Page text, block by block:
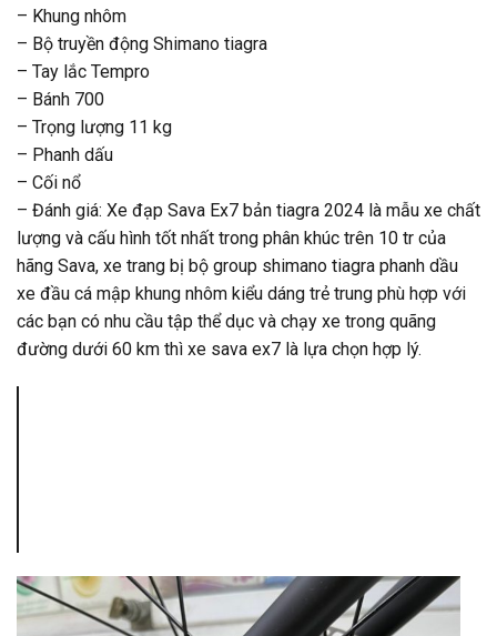
– Khung nhôm
– Bộ truyền động Shimano tiagra
– Tay lắc Tempro
– Bánh 700
– Trọng lượng 11 kg
– Phanh dấu
– Cối nổ
– Đánh giá: Xe đạp Sava Ex7 bản tiagra 2024 là mẫu xe chất
lượng và cấu hình tốt nhất trong phân khúc trên 10 tr của
hãng Sava, xe trang bị bộ group shimano tiagra phanh dầu
xe đầu cá mập khung nhôm kiểu dáng trẻ trung phù hợp với
các bạn có nhu cầu tập thể dục và chạy xe trong quãng
đường dưới 60 km thì xe sava ex7 là lựa chọn hợp lý.